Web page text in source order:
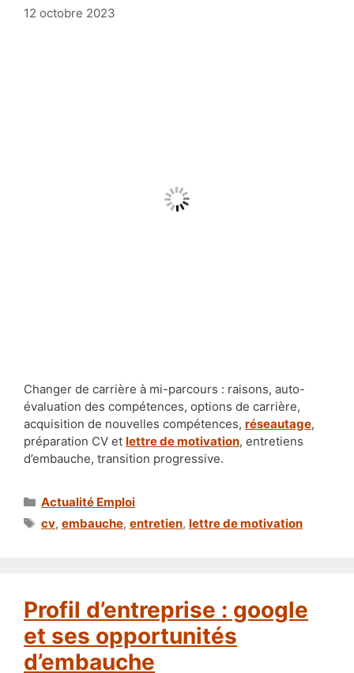
12 octobre 2023
Changer de carrière à mi-parcours : raisons, auto-
évaluation des compétences, options de carrière,
acquisition de nouvelles compétences, réseautage,
préparation CV et lettre de motivation, entretiens
d’embauche, transition progressive.
Catégories
Actualité Emploi
Étiquettes
cv, embauche, entretien, lettre de motivation
Profil d’entreprise : google
et ses opportunités
d’embauche